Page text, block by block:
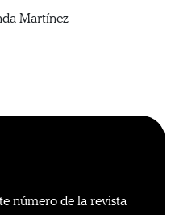
Martínez
número de la revista